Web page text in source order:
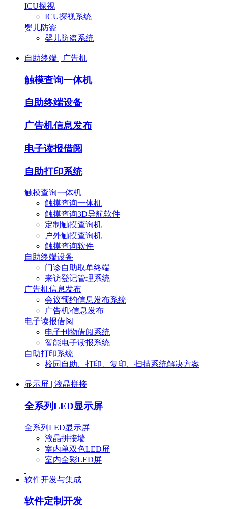
ICU探视
ICU探视系统
婴儿防盗
婴儿防盗系统
自助终端 | 广告机
触模查询一体机
自助终端设备
广告机信息发布
电子读报借阅
自助打印系统
触模查询一体机
触摸查询一体机
触摸查询3D导航软件
定制触摸查询机
户外触摸查询机
触摸查询软件
自助终端设备
门诊自助取单终端
来访登记管理系统
广告机信息发布
会议预约信息发布系统
广告机\信息发布
电子读报借阅
电子刊物借阅系统
智能电子读报系统
自助打印系统
校园自助、打印、复印、扫描系统解决方案
显示屏 | 液晶拼接
全系列LED显示屏
全系列LED显示屏
液晶拼接墙
室内单双色LED屏
室内全彩LED屏
软件开发与集成
软件定制开发